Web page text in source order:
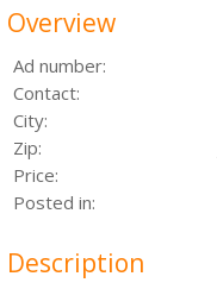
Overview
Ad number:
Contact:
City:
Zip:
Price:
Posted in:
Description